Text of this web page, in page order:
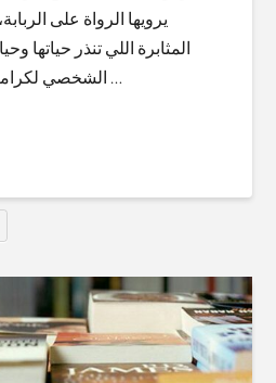
يرويها الرواة على
المثابرة اللي تنذر حياتها
الشخصي لكرامتها من حربي كما يتضح …